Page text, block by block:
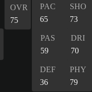
OVR
75
PAC
65
SHO
73
PAS
59
DRI
70
DEF
36
PHY
79